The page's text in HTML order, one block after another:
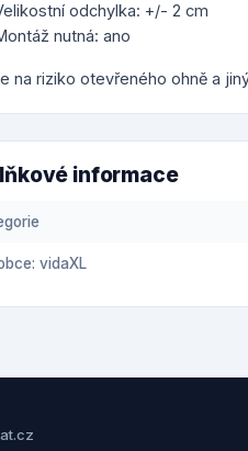
odchylka: +/- 2 cm
nutná: ano
na riziko otevřeného ohně a
informace
vidaXL